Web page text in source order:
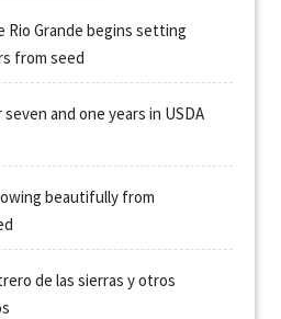
Rio Grande begins setting
from seed
and one years in USDA
beautifully from
de las sierras y otros